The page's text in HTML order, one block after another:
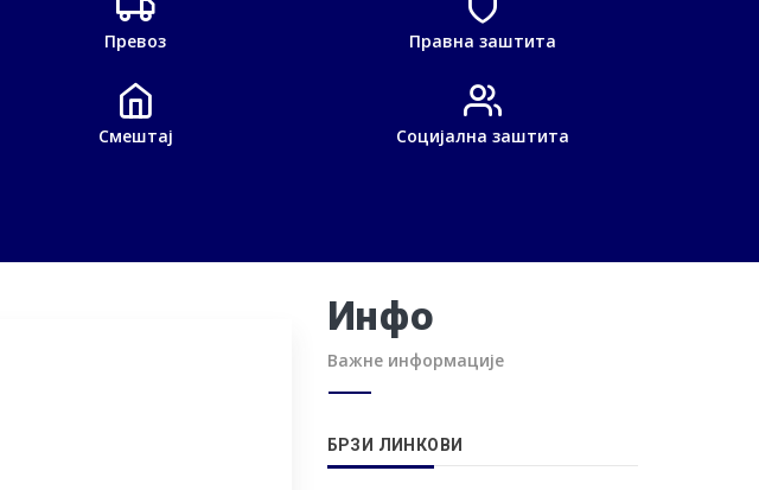
Превоз Правна заштита
Смештај Социјална заштита
Инфо
Важне информације
БРЗИ ЛИНКОВИ